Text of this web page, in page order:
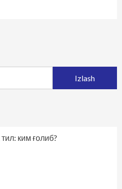
ким ғолиб?